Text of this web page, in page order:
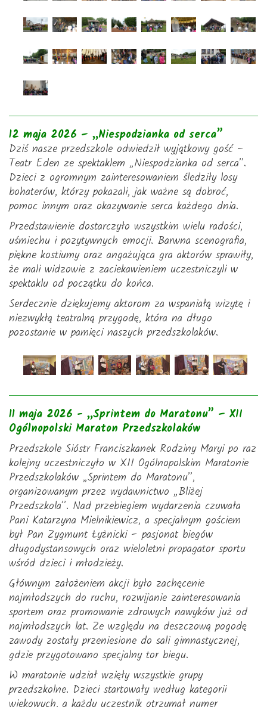
12 maja 2026 – „Niespodzianka od serca”
Dziś nasze przedszkole odwiedził wyjątkowy gość –
Teatr Eden ze spektaklem „Niespodzianka od serca”.
Dzieci z ogromnym zainteresowaniem śledziły losy
bohaterów, którzy pokazali, jak ważne są dobroć,
pomoc innym oraz okazywanie serca każdego dnia.
Przedstawienie dostarczyło wszystkim wielu radości,
uśmiechu i pozytywnych emocji. Barwna scenografia,
piękne kostiumy oraz angażująca gra aktorów sprawiły,
że mali widzowie z zaciekawieniem uczestniczyli w
spektaklu od początku do końca.
Serdecznie dziękujemy aktorom za wspaniałą wizytę i
niezwykłą teatralną przygodę, która na długo
pozostanie w pamięci naszych przedszkolaków.
11 maja 2026 - „Sprintem do Maratonu” – XII
Ogólnopolski Maraton Przedszkolaków
Przedszkole Sióstr Franciszkanek Rodziny Maryi po raz
kolejny uczestniczyło w XII Ogólnopolskim Maratonie
Przedszkolaków „Sprintem do Maratonu”,
organizowanym przez wydawnictwo „Bliżej
Przedszkola”. Nad przebiegiem wydarzenia czuwała
Pani Katarzyna Mielnikiewicz, a specjalnym gościem
był Pan Zygmunt Łyżnicki – pasjonat biegów
długodystansowych oraz wieloletni propagator sportu
wśród dzieci i młodzieży.
Głównym założeniem akcji było zachęcenie
najmłodszych do ruchu, rozwijanie zainteresowania
sportem oraz promowanie zdrowych nawyków już od
najmłodszych lat. Ze względu na deszczową pogodę
zawody zostały przeniesione do sali gimnastycznej,
gdzie przygotowano specjalny tor biegu.
W maratonie udział wzięły wszystkie grupy
przedszkolne. Dzieci startowały według kategorii